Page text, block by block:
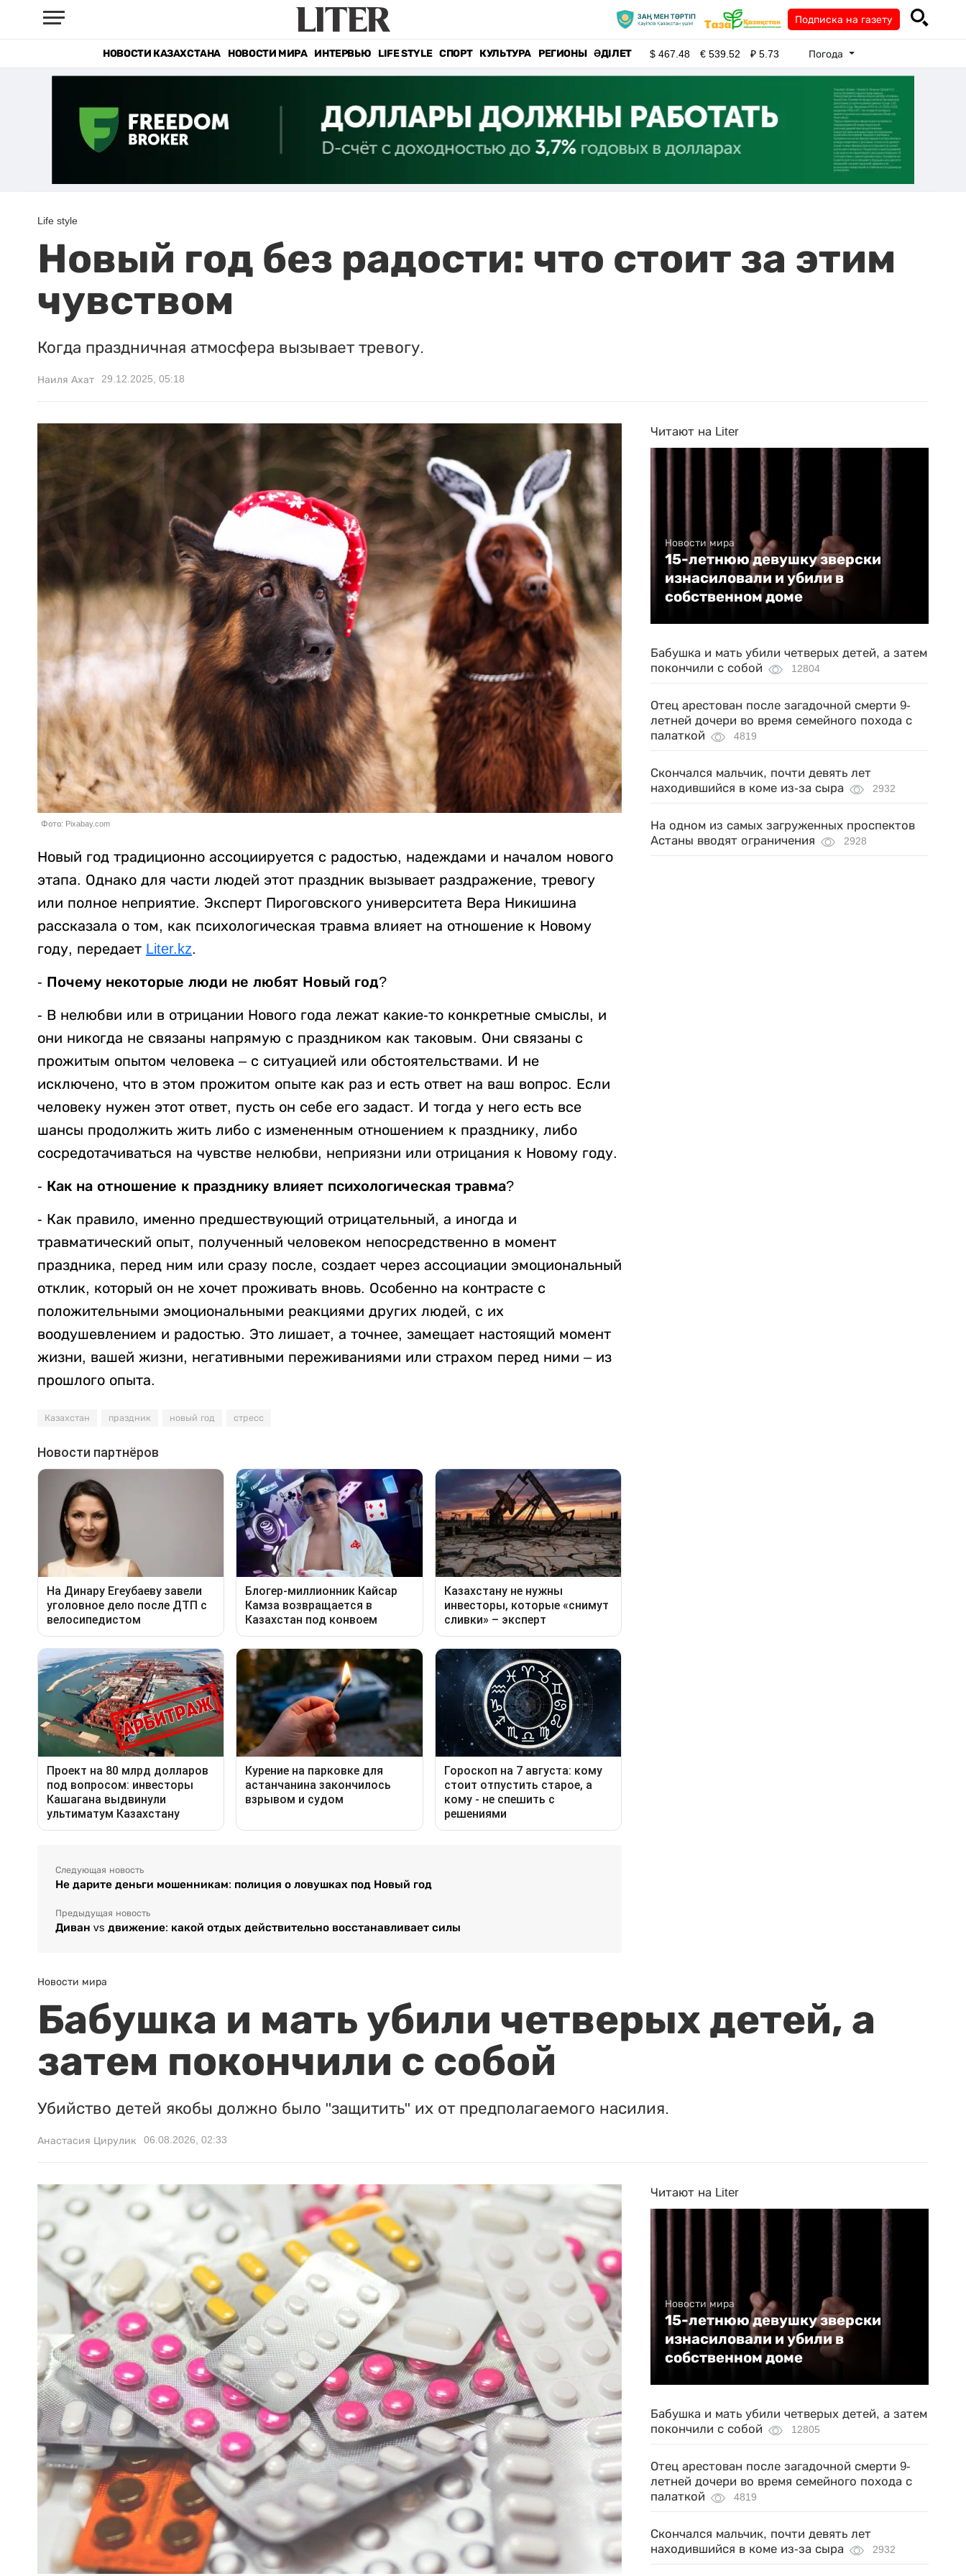
Подписка на газету
НОВОСТИ КАЗАХСТАНА НОВОСТИ МИРА ИНТЕРВЬЮ LIFE STYLE СПОРТ КУЛЬТУРА РЕГИОНЫ ӘДІЛЕТ $467.48 €539.52 ₽5.73 Погода
Life style
Новый год без радости: что стоит за этим
чувством
Когда праздничная атмосфера вызывает тревогу.
Наиля Ахат 29.12.2025, 05:18
Фото: Pixabay.com
Новый год традиционно ассоциируется с радостью, надеждами и началом нового
этапа. Однако для части людей этот праздник вызывает раздражение, тревогу
или полное неприятие. Эксперт Пироговского университета Вера Никишина
рассказала о том, как психологическая травма влияет на отношение к Новому
году, передает Liter.kz.
- Почему некоторые люди не любят Новый год?
- В нелюбви или в отрицании Нового года лежат какие-то конкретные смыслы, и
они никогда не связаны напрямую с праздником как таковым. Они связаны с
прожитым опытом человека – с ситуацией или обстоятельствами. И не
исключено, что в этом прожитом опыте как раз и есть ответ на ваш вопрос. Если
человеку нужен этот ответ, пусть он себе его задаст. И тогда у него есть все
шансы продолжить жить либо с измененным отношением к празднику, либо
сосредотачиваться на чувстве нелюбви, неприязни или отрицания к Новому году.
- Как на отношение к празднику влияет психологическая травма?
- Как правило, именно предшествующий отрицательный, а иногда и
травматический опыт, полученный человеком непосредственно в момент
праздника, перед ним или сразу после, создает через ассоциации эмоциональный
отклик, который он не хочет проживать вновь. Особенно на контрасте с
положительными эмоциональными реакциями других людей, с их
воодушевлением и радостью. Это лишает, а точнее, замещает настоящий момент
жизни, вашей жизни, негативными переживаниями или страхом перед ними – из
прошлого опыта.
Казахстан праздник новый год стресс
Следующая новость
Не дарите деньги мошенникам: полиция о ловушках под Новый год
Предыдущая новость
Диван vs движение: какой отдых действительно восстанавливает силы
Читают на Liter
Новости мира
15-летнюю девушку зверски
изнасиловали и убили в
собственном доме
Бабушка и мать убили четверых детей, а затем
покончили с собой
12804
Отец арестован после загадочной смерти 9-
летней дочери во время семейного похода с
палаткой
4819
Скончался мальчик, почти девять лет
находившийся в коме из-за сыра
2932
На одном из самых загруженных проспектов
Астаны вводят ограничения
2928
Новости мира
Бабушка и мать убили четверых детей, а
затем покончили с собой
Убийство детей якобы должно было "защитить" их от предполагаемого насилия.
Анастасия Цирулик 06.08.2026, 02:33
Читают на Liter
Новости мира
15-летнюю девушку зверски
изнасиловали и убили в
собственном доме
Бабушка и мать убили четверых детей, а затем
покончили с собой
12805
Отец арестован после загадочной смерти 9-
летней дочери во время семейного похода с
палаткой
4819
Скончался мальчик, почти девять лет
находившийся в коме из-за сыра
2932